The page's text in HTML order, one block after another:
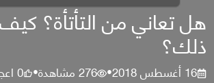
هل تعاني من التأتأة؟
ذلك؟
16 أغسطس 2018 •
276مشاهدة•
0